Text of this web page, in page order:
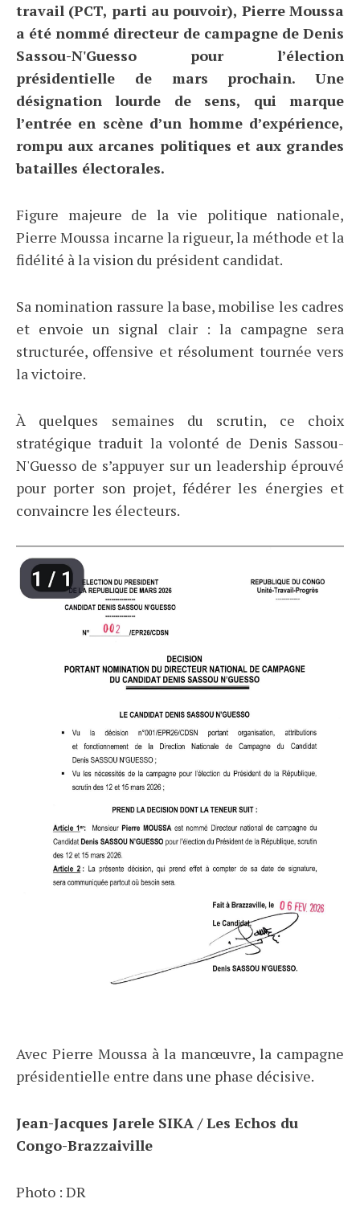
travail (PCT, parti au pouvoir), Pierre Moussa
a été nommé directeur de campagne de Denis
Sassou-N'Guesso pour l’élection
présidentielle de mars prochain. Une
désignation lourde de sens, qui marque
l’entrée en scène d’un homme d’expérience,
rompu aux arcanes politiques et aux grandes
batailles électorales.
Figure majeure de la vie politique nationale,
Pierre Moussa incarne la rigueur, la méthode et la
fidélité à la vision du président candidat.
Sa nomination rassure la base, mobilise les cadres
et envoie un signal clair : la campagne sera
structurée, offensive et résolument tournée vers
la victoire.
À quelques semaines du scrutin, ce choix
stratégique traduit la volonté de Denis Sassou-
N'Guesso de s’appuyer sur un leadership éprouvé
pour porter son projet, fédérer les énergies et
convaincre les électeurs.
Avec Pierre Moussa à la manœuvre, la campagne
présidentielle entre dans une phase décisive.
Jean-Jacques Jarele SIKA / Les Echos du
Congo-Brazzaiville
Photo : DR